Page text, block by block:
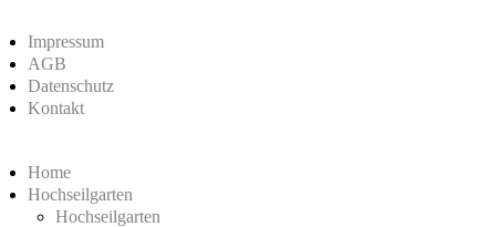
Impressum
AGB
Datenschutz
Kontakt
Home
Hochseilgarten
Hochseilgarten